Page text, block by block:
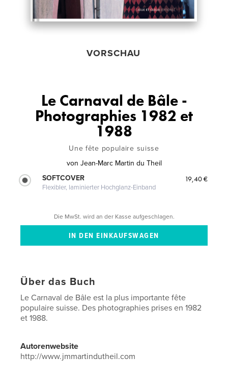
VORSCHAU
Le Carnaval de Bâle -
Photographies 1982 et
1988
Une fête populaire suisse
von Jean-Marc Martin du Theil
SOFTCOVER
Flexibler, laminierter Hochglanz-Einband
19,40 €
Die MwSt. wird an der Kasse aufgeschlagen.
Über das Buch
Le Carnaval de Bâle est la plus importante fête
populaire suisse. Des photographies prises en 1982
et 1988.
Autorenwebsite
http://www.jmmartindutheil.com